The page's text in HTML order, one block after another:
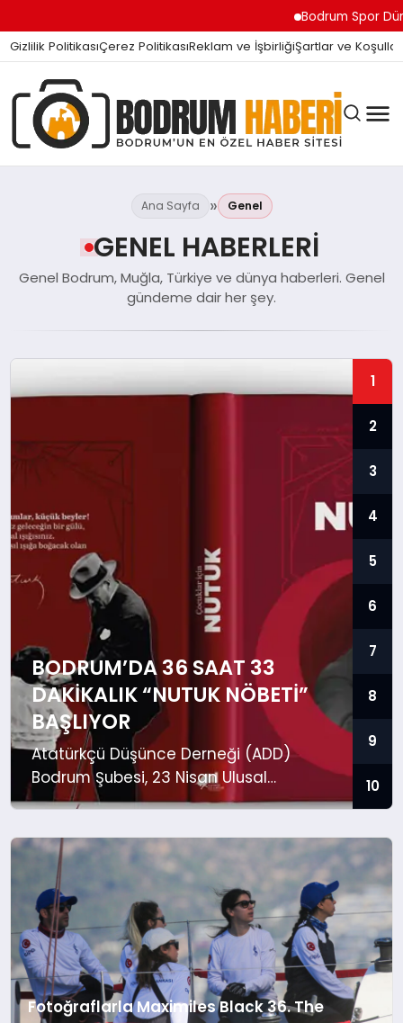
Bodrum Spor Dünyasını
Gizlilik PolitikasıÇerez PolitikasıReklam ve İşbirliğiŞartlar ve Koşullar
BODRUM BODRUM
KÖŞE YAZILARI
YAŞAM
SPOR
MUĞLA
☰
Ana Sayfa Genel
GENEL HABERLERI
Genel Bodrum, Muğla, Türkiye ve dünya haberleri. Genel
gündeme dair her şey.
BODRUM’DA 36 SAAT 33
DAKIKALIK “NUTUK NÖBETI”
BAŞLIYOR
Atatürkçü Düşünce Derneği (ADD)
Bodrum Şubesi, 23 Nisan Ulusal
Egemenlik ve Çocuk Bayramı’nda
ve duygu yüklü bir farkındalık
çalışmasına imza atıyor.
Cumhuriyetimizin kurucusu Gazi
Mustafa Kemal Atatürk’ün ölümsüz eseri
Nutuk, Bodrum Belediye Meydanı'nda
tam 36 saat 33 dakika boyunca
kesintisiz olarak okunacak.
1
2
3
4
5
6
7
8
9
10
Fotoğraflarla Maximiles Black 36. The